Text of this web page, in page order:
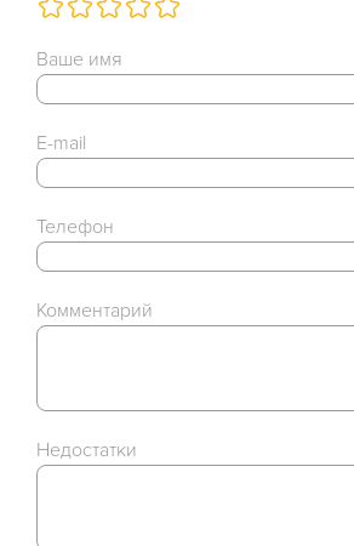
Ваше имя
E-mail
Телефон
Комментарий
Недостатки